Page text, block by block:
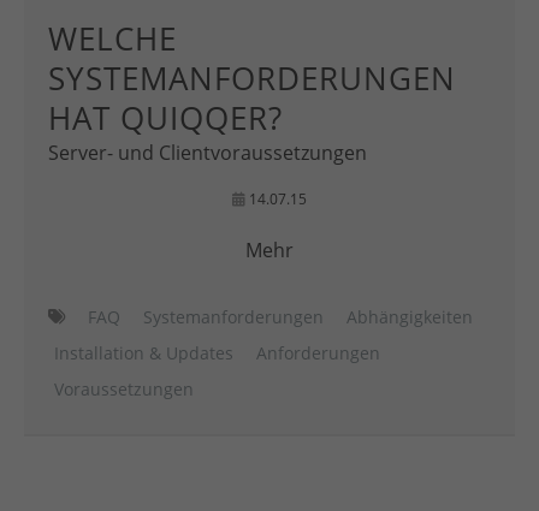
WELCHE
SYSTEMANFORDERUNGEN
HAT QUIQQER?
Server- und Clientvoraussetzungen
14.07.15
Mehr
FAQ Systemanforderungen
Abhängigkeiten
Installation & Updates
Anforderungen
Voraussetzungen